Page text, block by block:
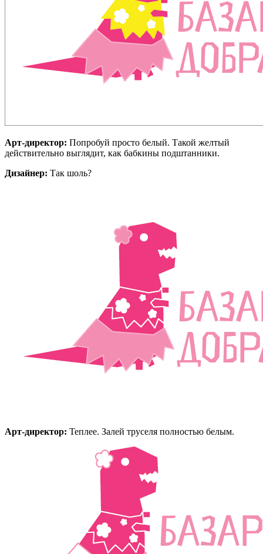
Арт-директор: Попробуй просто белый. Такой желтый
действительно выглядит, как бабкины подштанники.
Дизайнер: Так шоль?
Арт-директор: Теплее. Залей труселя полностью белым.